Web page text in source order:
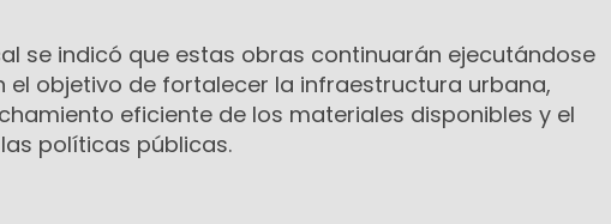
se indicó que estas obras continuarán ejecutándose
el objetivo de fortalecer la infraestructura urbana,
eficiente de los materiales disponibles y el
políticas públicas.